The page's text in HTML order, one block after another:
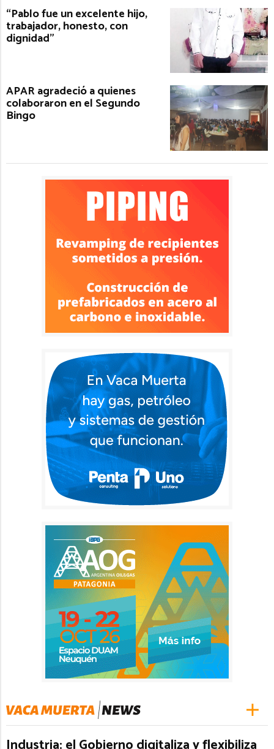
“Pablo fue un excelente hijo,
trabajador, honesto, con
dignidad”
APAR agradeció a quienes
colaboraron en el Segundo
Bingo